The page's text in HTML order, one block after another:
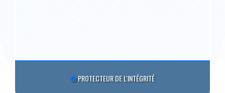
PROTECTEUR DE L'INTÉGRITÉ